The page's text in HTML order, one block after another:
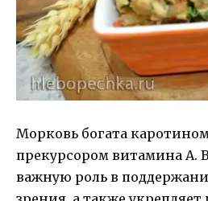
Морковь богата
прекурсором витамина А.
важную роль в